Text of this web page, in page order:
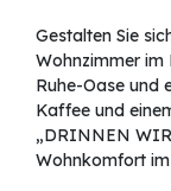
Gestalten Sie
Wohnzimmer im
Ruhe-Oase und
Kaffee und
„DRINNEN
Wohnkomfort